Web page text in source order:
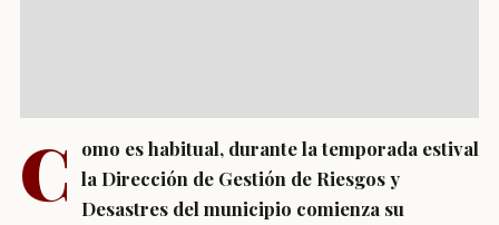
C
omo es habitual, durante la temporada estival
la Dirección de Gestión de Riesgos y
Desastres del municipio comienza su